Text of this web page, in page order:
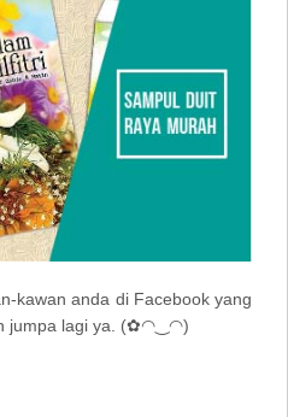
kawan anda di Facebook yang
jumpa lagi ya. (✿◠‿◠)